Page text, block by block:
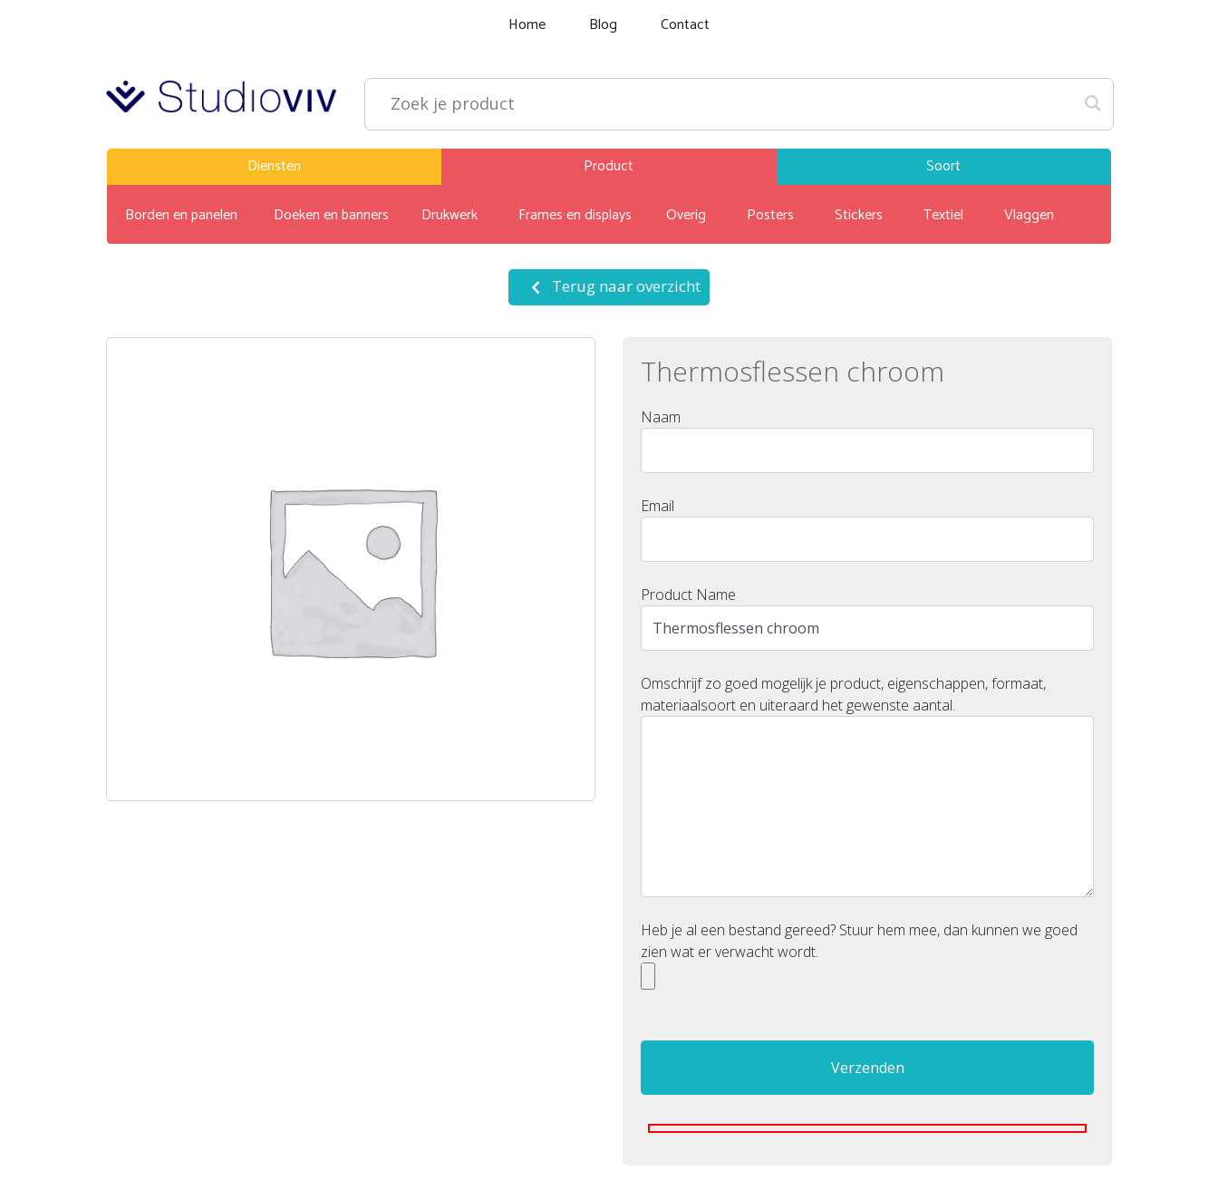
Home Blog Contact
Diensten
Product
Borden en panelen
Doeken en banners Drukwerk Frames en displays Overig Posters Stickers Textiel Vlaggen
Soort
Terug naar overzicht
Thermosflessen chroom
Naam
Email
Product Name
Omschrijf zo goed mogelijk je product, eigenschappen, formaat,
materiaalsoort en uiteraard het gewenste aantal.
Heb je al een bestand gereed? Stuur hem mee, dan kunnen we goed
zien wat er verwacht wordt.